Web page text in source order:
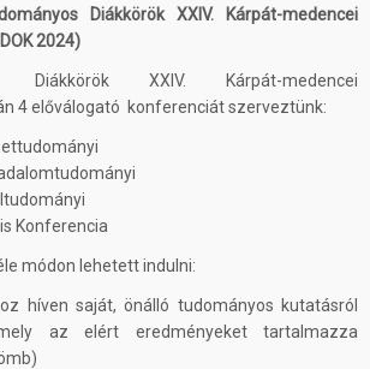
Diákkörök XXIV. Kárpát-medencei
2024)
XXIV. Kárpát-medencei
4 előválogató konferenciát szerveztünk:
Konferencia
módon lehetett indulni:
híven saját, önálló tudományos kutatásról
az elért eredményeket tartalmazza